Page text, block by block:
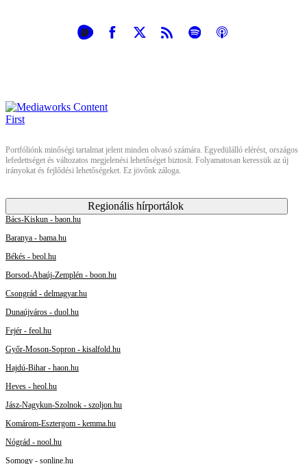
Portfóliónk minőségi tartalmat jelent minden olvasó számára. Egyedülálló elérést, országos
lefedettséget és változatos megjelenési lehetőséget biztosít. Folyamatosan keressük az új
irányokat és fejlődési lehetőségeket. Ez jövőnk záloga.
Regionális hírportálok
Bács-Kiskun - baon.hu
Baranya - bama.hu
Békés - beol.hu
Borsod-Abaúj-Zemplén - boon.hu
Csongrád - delmagyar.hu
Dunaújváros - duol.hu
Fejér - feol.hu
Győr-Moson-Sopron - kisalfold.hu
Hajdú-Bihar - haon.hu
Heves - heol.hu
Jász-Nagykun-Szolnok - szoljon.hu
Komárom-Esztergom - kemma.hu
Nógrád - nool.hu
Somogy - sonline.hu